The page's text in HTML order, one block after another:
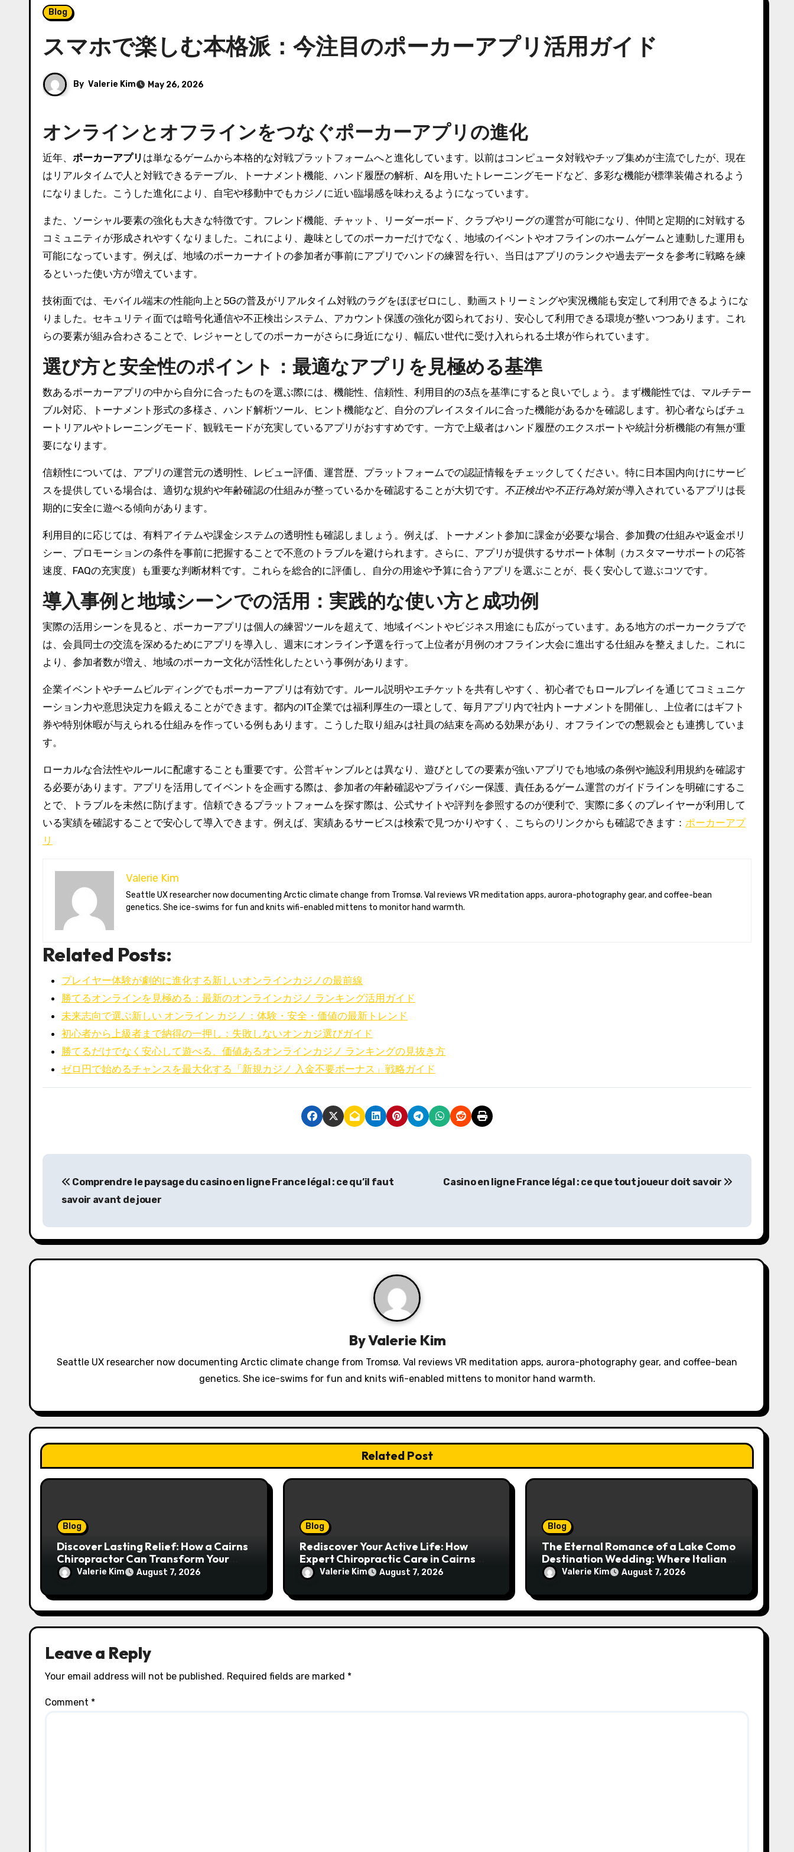
Blog
スマホで楽しむ本格派：今注目のポーカーアプリ活用ガイド
By Valerie Kim May 26, 2026
オンラインとオフラインをつなぐポーカーアプリの進化
近年、 ポーカーアプリ は単なるゲームから本格的な対戦プラットフォームへと進化しています。以前はコンピュータ対戦やチップ集めが主流でしたが、現在
はリアルタイムで人と対戦できるテーブル、トーナメント機能、ハンド履歴の解析、AIを用いたトレーニングモードなど、多彩な機能が標準装備されるよう
になりました。こうした進化により、自宅や移動中でもカジノに近い臨場感を味わえるようになっています。
また、ソーシャル要素の強化も大きな特徴です。フレンド機能、チャット、リーダーボード、クラブやリーグの運営が可能になり、仲間と定期的に対戦する
コミュニティが形成されやすくなりました。これにより、趣味としてのポーカーだけでなく、地域のイベントやオフラインのホームゲームと連動した運用も
可能になっています。例えば、地域のポーカーナイトの参加者が事前にアプリでハンドの練習を行い、当日はアプリのランクや過去データを参考に戦略を練
るといった使い方が増えています。
技術面では、モバイル端末の性能向上と5Gの普及がリアルタイム対戦のラグをほぼゼロにし、動画ストリーミングや実況機能も安定して利用できるようにな
りました。セキュリティ面では暗号化通信や不正検出システム、アカウント保護の強化が図られており、安心して利用できる環境が整いつつあります。これ
らの要素が組み合わさることで、レジャーとしてのポーカーがさらに身近になり、幅広い世代に受け入れられる土壌が作られています。
選び方と安全性のポイント：最適なアプリを見極める基準
数あるポーカーアプリの中から自分に合ったものを選ぶ際には、機能性、信頼性、利用目的の3点を基準にすると良いでしょう。まず機能性では、マルチテー
ブル対応、トーナメント形式の多様さ、ハンド解析ツール、ヒント機能など、自分のプレイスタイルに合った機能があるかを確認します。初心者ならばチュ
ートリアルやトレーニングモード、観戦モードが充実しているアプリがおすすめです。一方で上級者はハンド履歴のエクスポートや統計分析機能の有無が重
要になります。
信頼性については、アプリの運営元の透明性、レビュー評価、運営歴、プラットフォームでの認証情報をチェックしてください。特に日本国内向けにサービ
スを提供している場合は、適切な規約や年齢確認の仕組みが整っているかを確認することが大切です。 不正検出や不正行為対策が導入されているアプリは長
期的に安全に遊べる傾向があります。
利用目的に応じては、有料アイテムや課金システムの透明性も確認しましょう。例えば、トーナメント参加に課金が必要な場合、参加費の仕組みや返金ポリ
シー、プロモーションの条件を事前に把握することで不意のトラブルを避けられます。さらに、アプリが提供するサポート体制（カスタマーサポートの応答
速度、FAQの充実度）も重要な判断材料です。これらを総合的に評価し、自分の用途や予算に合うアプリを選ぶことが、長く安心して遊ぶコツです。
導入事例と地域シーンでの活用：実践的な使い方と成功例
実際の活用シーンを見ると、ポーカーアプリは個人の練習ツールを超えて、地域イベントやビジネス用途にも広がっています。ある地方のポーカークラブで
は、会員同士の交流を深めるためにアプリを導入し、週末にオンライン予選を行って上位者が月例のオフライン大会に進出する仕組みを整えました。これに
より、参加者数が増え、地域のポーカー文化が活性化したという事例があります。
企業イベントやチームビルディングでもポーカーアプリは有効です。ルール説明やエチケットを共有しやすく、初心者でもロールプレイを通じてコミュニケ
ーション力や意思決定力を鍛えることができます。都内のIT企業では福利厚生の一環として、毎月アプリ内で社内トーナメントを開催し、上位者にはギフト
券や特別休暇が与えられる仕組みを作っている例もあります。こうした取り組みは社員の結束を高める効果があり、オフラインでの懇親会とも連携していま
す。
ローカルな合法性やルールに配慮することも重要です。公営ギャンブルとは異なり、遊びとしての要素が強いアプリでも地域の条例や施設利用規約を確認す
る必要があります。アプリを活用してイベントを企画する際は、参加者の年齢確認やプライバシー保護、責任あるゲーム運営のガイドラインを明確にするこ
とで、トラブルを未然に防げます。信頼できるプラットフォームを探す際は、公式サイトや評判を参照するのが便利で、実際に多くのプレイヤーが利用して
いる実績を確認することで安心して導入できます。例えば、実績あるサービスは検索で見つかりやすく、こちらのリンクからも確認できます： ポーカーアプ
リ
Valerie Kim
Seattle UX researcher now documenting Arctic climate change from Tromsø. Val reviews VR meditation apps, aurora-photography gear, and coffee-bean
genetics. She ice-swims for fun and knits wifi-enabled mittens to monitor hand warmth.
Related Posts:
プレイヤー体験が劇的に進化する新しいオンラインカジノの最前線
勝てるオンラインを見極める：最新のオンラインカジノ ランキング活用ガイド
未来志向で選ぶ新しい オンライン カジノ：体験・安全・価値の最新トレンド
初心者から上級者まで納得の一押し：失敗しないオンカジ選びガイド
勝てるだけでなく安心して遊べる、価値あるオンラインカジノ ランキングの見抜き方
ゼロ円で始めるチャンスを最大化する「新規カジノ 入金不要ボーナス」戦略ガイド
P
t
n
t
i
o
n
Comprendre le paysage du casino en ligne France légal : ce qu’il faut
savoir avant de jouer
Casino en ligne France légal : ce que tout joueur doit savoir
ByValerie Kim
Seattle UX researcher now documenting Arctic climate change from Tromsø. Val reviews VR meditation apps, aurora-photography gear, and coffee-bean
genetics. She ice-swims for fun and knits wifi-enabled mittens to monitor hand warmth.
Related Post
Blog
Discover Lasting Relief: How a Cairns
Chiropractor Can Transform Your
Spinal Health
Valerie Kim August 7, 2026
Blog
Rediscover Your Active Life: How
Expert Chiropractic Care in Cairns
Transforms Pain into Possibility
Valerie Kim August 7, 2026
Blog
The Eternal Romance of a Lake Como
Destination Wedding: Where Italian
Elegance Meets Alpine Serenity
Valerie Kim August 7, 2026
Leave a Reply
Your email address will not be published. Required fields are marked *
Comment *